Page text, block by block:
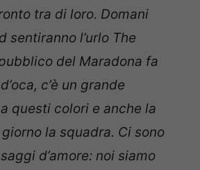
tra di loro. Domani
sentiranno l’urlo The
del Maradona fa
c’è un grande
questi colori e anche la
la squadra. Ci sono
d’amore: noi siamo